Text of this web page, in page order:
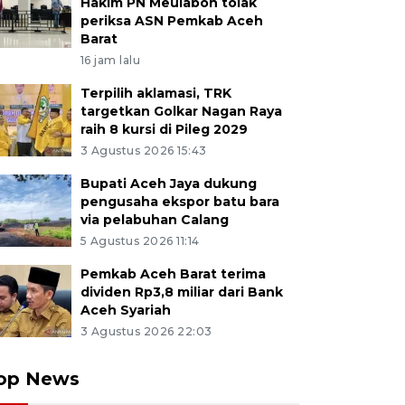
periksa ASN Pemkab Aceh
Barat
16 jam lalu
Terpilih aklamasi, TRK
targetkan Golkar Nagan Raya
raih 8 kursi di Pileg 2029
3 Agustus 2026 15:43
Bupati Aceh Jaya dukung
pengusaha ekspor batu bara
via pelabuhan Calang
5 Agustus 2026 11:14
Pemkab Aceh Barat terima
dividen Rp3,8 miliar dari Bank
Aceh Syariah
3 Agustus 2026 22:03
News